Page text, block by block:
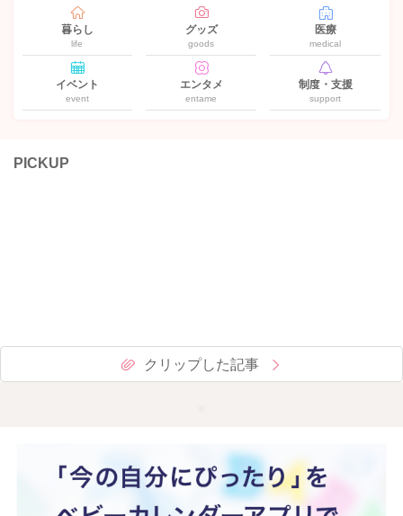
暮らし
life
グッズ
goods
医療
medical
イベント
event
エンタメ
entame
制度・支援
support
PICKUP
クリップした記事